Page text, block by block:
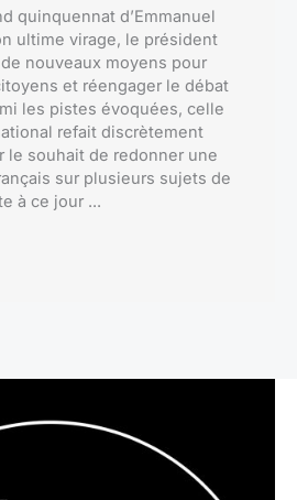
quinquennat d’Emmanuel
ultime virage, le président
nouveaux moyens pour
et réengager le débat
les pistes évoquées, celle
refait discrètement
le souhait de redonner une
sur plusieurs sujets de
à ce jour ...